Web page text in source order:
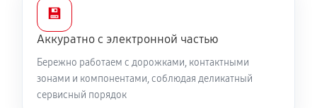
💾
Аккуратно с электронной частью
Бережно работаем с дорожками, контактными
зонами и компонентами, соблюдая деликатный
сервисный порядок